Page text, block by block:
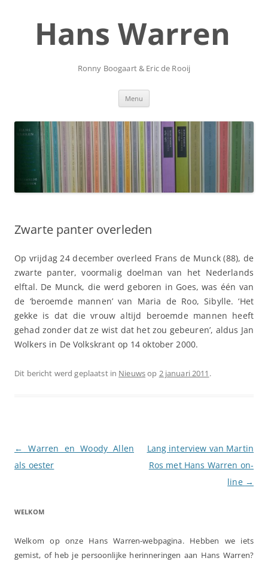
inhoudHans Warren
Ronny Boogaart & Eric de Rooij
Menu
Zwarte panter overleden
Op vrijdag 24 december overleed Frans de Munck (88), de
zwarte panter, voormalig doelman van het Nederlands
elftal. De Munck, die werd geboren in Goes, was één van
de ‘beroemde mannen’ van Maria de Roo, Sibylle. ‘Het
gekke is dat die vrouw altijd beroemde mannen heeft
gehad zonder dat ze wist dat het zou gebeuren’, aldus Jan
Wolkers in De Volkskrant op 14 oktober 2000.
Dit bericht werd geplaatst in Nieuwsop 2 januari 2011 .
Berichtnavigatie
← Warren en Woody Allen
als oester
Lang interview van Martin
Ros met Hans Warren on-
line →
WELKOM
Welkom op onze Hans Warren-webpagina. Hebben we iets
gemist, of heb je persoonlijke herinneringen aan Hans Warren?